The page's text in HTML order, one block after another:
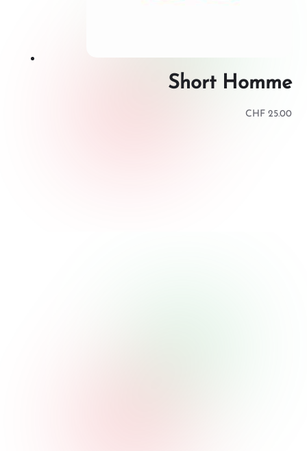
Short Homme
CHF25.00